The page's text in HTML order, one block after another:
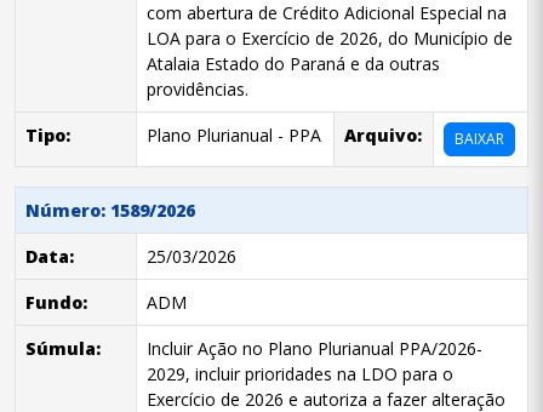
com abertura de Crédito Adicional Especial na
LOA para o Exercício de 2026, do Município de
Atalaia Estado do Paraná e da outras
providências.
Tipo:
Plano Plurianual - PPA Arquivo: BAIXAR
Número: 1589/2026
Data:
25/03/2026
Fundo:
ADM
Súmula:
Incluir Ação no Plano Plurianual PPA/2026-
2029, incluir prioridades na LDO para o
Exercício de 2026 e autoriza a fazer alteração